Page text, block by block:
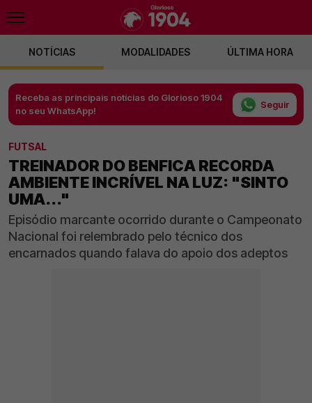
NOTÍCIAS MODALIDADES ÚLTIMA HORA
Receba as principais notícias do Glorioso 1904
no seu WhatsApp!
Seguir
FUTSAL
TREINADOR DO BENFICA RECORDA
AMBIENTE INCRÍVEL NA LUZ: "SINTO
UMA..."
Episódio marcante ocorrido durante o Campeonato
Nacional foi relembrado pelo técnico dos
encarnados quando falava do apoio dos adeptos